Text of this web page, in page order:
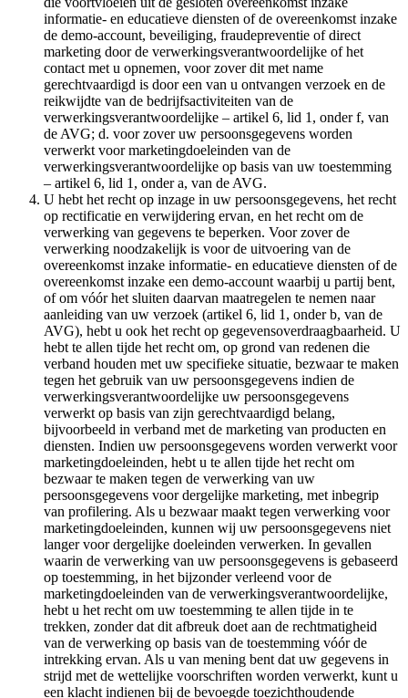
informatie- en educatieve diensten of de overeenkomst inzake
de demo-account, beveiliging, fraudepreventie of direct
marketing door de verwerkingsverantwoordelijke of het
contact met u opnemen, voor zover dit met name
gerechtvaardigd is door een van u ontvangen verzoek en de
reikwijdte van de bedrijfsactiviteiten van de
verwerkingsverantwoordelijke – artikel 6, lid 1, onder f, van
de AVG; d. voor zover uw persoonsgegevens worden
verwerkt voor marketingdoeleinden van de
verwerkingsverantwoordelijke op basis van uw toestemming
– artikel 6, lid 1, onder a, van de AVG.
U hebt het recht op inzage in uw persoonsgegevens, het recht
op rectificatie en verwijdering ervan, en het recht om de
verwerking van gegevens te beperken. Voor zover de
verwerking noodzakelijk is voor de uitvoering van de
overeenkomst inzake informatie- en educatieve diensten of de
overeenkomst inzake een demo-account waarbij u partij bent,
of om vóór het sluiten daarvan maatregelen te nemen naar
aanleiding van uw verzoek (artikel 6, lid 1, onder b, van de
AVG), hebt u ook het recht op gegevensoverdraagbaarheid. U
hebt te allen tijde het recht om, op grond van redenen die
verband houden met uw specifieke situatie, bezwaar te maken
tegen het gebruik van uw persoonsgegevens indien de
verwerkingsverantwoordelijke uw persoonsgegevens
verwerkt op basis van zijn gerechtvaardigd belang,
bijvoorbeeld in verband met de marketing van producten en
diensten. Indien uw persoonsgegevens worden verwerkt voor
marketingdoeleinden, hebt u te allen tijde het recht om
bezwaar te maken tegen de verwerking van uw
persoonsgegevens voor dergelijke marketing, met inbegrip
van profilering. Als u bezwaar maakt tegen verwerking voor
marketingdoeleinden, kunnen wij uw persoonsgegevens niet
langer voor dergelijke doeleinden verwerken. In gevallen
waarin de verwerking van uw persoonsgegevens is gebaseerd
op toestemming, in het bijzonder verleend voor de
marketingdoeleinden van de verwerkingsverantwoordelijke,
hebt u het recht om uw toestemming te allen tijde in te
trekken, zonder dat dit afbreuk doet aan de rechtmatigheid
van de verwerking op basis van de toestemming vóór de
intrekking ervan. Als u van mening bent dat uw gegevens in
strijd met de wettelijke voorschriften worden verwerkt, kunt u
een klacht indienen bij de bevoegde toezichthoudende